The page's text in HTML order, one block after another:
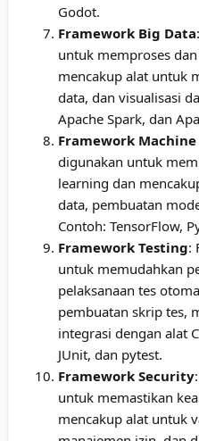
Godot.
Framework Big Data
untuk memproses
mencakup alat untuk
data, dan visualisasi
Apache Spark, dan
Framework
digunakan untuk
learning dan
data, pembuatan
Contoh: TensorFlow,
Framework Testing:
untuk memudahkan
pelaksanaan tes
pembuatan skrip tes,
integrasi dengan alat
JUnit, dan pytest.
Framework Security
untuk memastikan
mencakup alat untuk